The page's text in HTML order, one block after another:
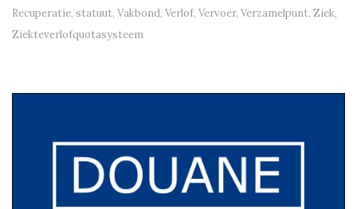
Recuperatie, statuut, Vakbond, Verlof, Vervoer, Verzamelpunt, Ziek,
Ziekteverlofquotasysteem